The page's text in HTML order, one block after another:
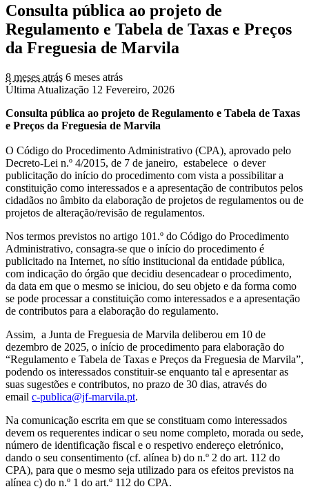
Consulta pública ao projeto de
Regulamento e Tabela de Taxas e Preços
da Freguesia de Marvila
8 meses atrás 6 meses atrás
Última Atualização 12 Fevereiro, 2026
Consulta pública ao projeto de Regulamento e Tabela de Taxas
e Preços da Freguesia de Marvila
O Código do Procedimento Administrativo (CPA), aprovado pelo
Decreto-Lei n.º 4/2015, de 7 de janeiro, estabelece o dever
publicitação do início do procedimento com vista a possibilitar a
constituição como interessados e a apresentação de contributos pelos
cidadãos no âmbito da elaboração de projetos de regulamentos ou de
projetos de alteração/revisão de regulamentos.
Nos termos previstos no artigo 101.º do Código do Procedimento
Administrativo, consagra-se que o início do procedimento é
publicitado na Internet, no sítio institucional da entidade pública,
com indicação do órgão que decidiu desencadear o procedimento,
da data em que o mesmo se iniciou, do seu objeto e da forma como
se pode processar a constituição como interessados e a apresentação
de contributos para a elaboração do regulamento.
Assim, a Junta de Freguesia de Marvila deliberou em 10 de
dezembro de 2025, o início de procedimento para elaboração do
“Regulamento e Tabela de Taxas e Preços da Freguesia de Marvila”,
podendo os interessados constituir-se enquanto tal e apresentar as
suas sugestões e contributos, no prazo de 30 dias, através do
email c-publica@jf-marvila.pt.
Na comunicação escrita em que se constituam como interessados
devem os requerentes indicar o seu nome completo, morada ou sede,
número de identificação fiscal e o respetivo endereço eletrónico,
dando o seu consentimento (cf. alínea b) do n.º 2 do art. 112 do
CPA), para que o mesmo seja utilizado para os efeitos previstos na
alínea c) do n.º 1 do art.º 112 do CPA.